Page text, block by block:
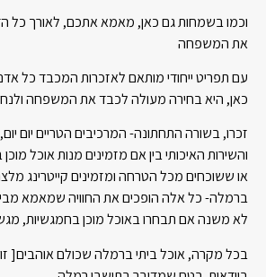
וכמו בשמחות גם כאן, מאמא אתכם, לאורך כל
את המשפחה
עם תפריט ייחודי מותאם לאזכרות המכבד כל
כאן, היא בחירה מעולה לכבד את המשפחה
זכרו, בשורה התחתונה- המרכיבים הטריים יום
והשירות האיכותי בין אם מזמינים מנות אוכל
או ששוכחים מכל הטרחה ומזמינים קייטרינג
ברמלה- כל אלה הופכים את החוויה שמאמא
לא משנה אם תבחרו באוכל מוכן בחמגשיות,
בכל מקרה, אוכל ביתי ברמלה שכולם אוהבים[